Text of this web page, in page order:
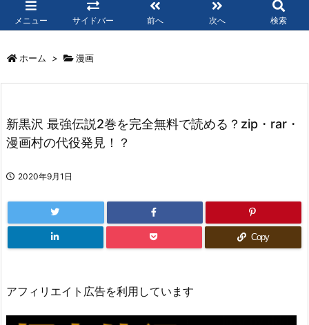
メニュー サイドバー 前へ 次へ 検索
ホーム > 漫画
新黒沢 最強伝説2巻を完全無料で読める？zip・rar・
漫画村の代役発見！？
2020年9月1日
Copy
アフィリエイト広告を利用しています